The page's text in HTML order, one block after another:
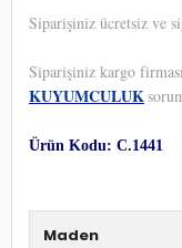
Siparişiniz ücretsiz ve
Siparişiniz kargo
KUYUMCULUK
Ürün Kodu: C.1441
Maden